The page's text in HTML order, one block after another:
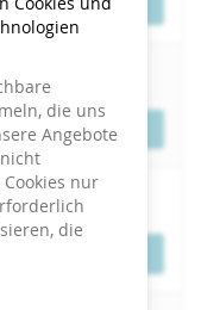
Tickets
die uns
Angebote
nur
die